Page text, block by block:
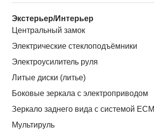
Экстерьер/Интерьер
Центральный замок
Электрические стеклоподъёмники
Электроусилитель руля
Литые диски (литье)
Боковые зеркала с электроприводом
Зеркало заднего вида с системой ЕСМ
Мультируль